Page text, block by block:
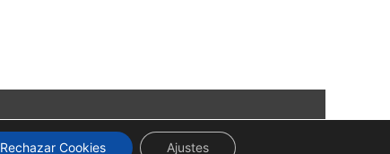
Rechazar Cookies Ajustes